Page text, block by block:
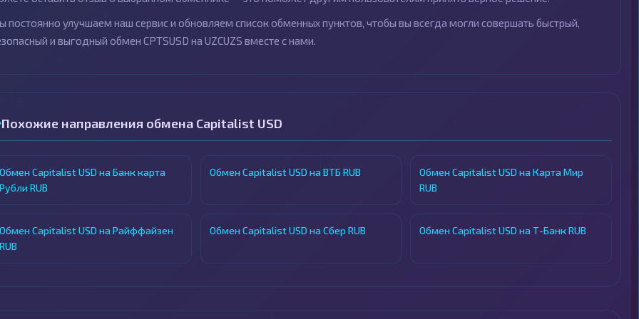
постоянно улучшаем наш сервис и обновляем список обменных пунктов, чтобы вы всегда могли совершать быстрый,
и выгодный обмен CPTSUSD на UZCUZS вместе с нами.
Похожие направления обмена Capitalist USD
Обмен Capitalist USD на Банк карта
Рубли RUB
Обмен Capitalist USD на ВТБ RUB
Обмен Capitalist USD на Карта Мир
RUB
Обмен Capitalist USD на Райффайзен
RUB
Обмен Capitalist USD на Сбер RUB Обмен Capitalist USD на Т-Банк RUB